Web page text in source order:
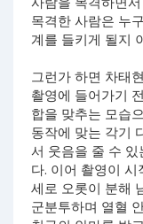
목격한 사람은 누
계를 들키게 될지
그런가 하면 차태
촬영에 들어가기
합을 맞추는 모습
동작에 맞는 각기
서 웃음을 줄 수
다. 이어 촬영이
세로 오롯이 분해
군분투하며 열혈